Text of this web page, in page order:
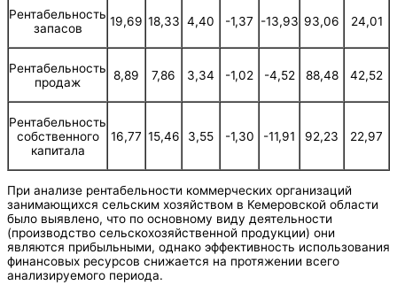
Рентабельность
запасов
19,69 18,33 4,40 -1,37 -13,93 93,06 24,01
Рентабельность
продаж
8,89 7,86 3,34 -1,02 -4,52 88,48 42,52
Рентабельность
собственного
капитала
16,77 15,46 3,55 -1,30 -11,91 92,23 22,97
При анализе рентабельности коммерческих организаций
занимающихся сельским хозяйством в Кемеровской области
было выявлено, что по основному виду деятельности
(производство сельскохозяйственной продукции) они
являются прибыльными, однако эффективность использования
финансовых ресурсов снижается на протяжении всего
анализируемого периода.